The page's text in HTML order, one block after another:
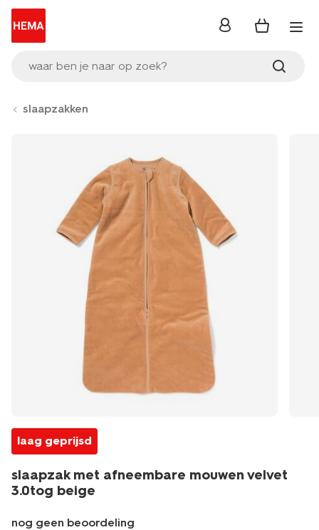
waar ben je naar op zoek?
inloggen
slaapzakken
laag geprijsd
slaapzak met afneembare mouwen velvet
3.0tog beige
nog geen beoordeling